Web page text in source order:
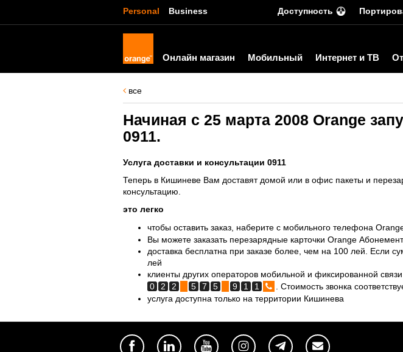
Personal Business Доступность
Онлайн магазин Мобильный Интернет и ТВ
все
Начиная с 25 марта 2008 Orange
0911.
Услуга доставки и консультации 0911
Теперь в Кишиневе Вам доставят домой или в офис пакеты и
консультацию.
это легко
чтобы оставить заказ, наберите с мобильного телефона
Вы можете заказать перезарядные карточки Orange
доставка бесплатна при заказе более, чем на 100 лей. Если
лей
клиенты других операторов мобильной и фиксированной
0
2 2 5 7 5 9 1 1
. Стоимость звонка
услуга доступна только на территории Кишинева